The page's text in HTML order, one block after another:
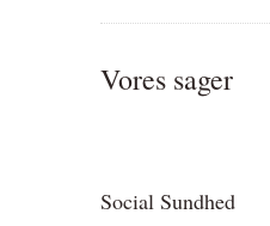
Vores sager
Social Sundhed